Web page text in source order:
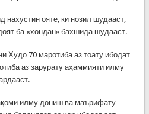
нахустин ояте, ки нозил шудааст,
ба «хондан» бахшида шудааст.
Худо 70 маротиба аз тоату ибодат
аз зарурату аҳаммияти илму
илму дониш ва маърифату